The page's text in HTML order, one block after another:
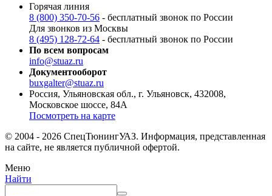
Горячая линия
8 (800) 350-70-56 - бесплатный звонок по России
Для звонков из Москвы
8 (495) 128-72-64 - бесплатный звонок по России
По всем вопросам
info@stuaz.ru
Документооборот
buxgalter@stuaz.ru
Россия, Ульяновская обл., г. Ульяновск, 432008,
Московское шоссе, 84А
Посмотреть на карте
© 2004 - 2026 СпецТюнингУАЗ. Информация, представленная
на сайте, не является публичной офертой.
Меню
Найти